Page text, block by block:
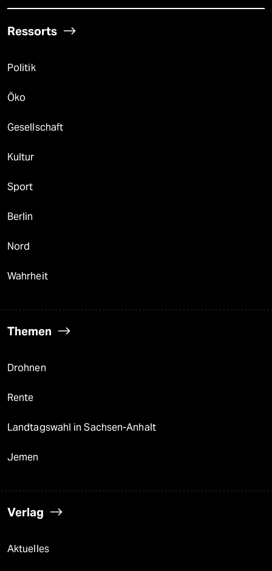
Ressorts
Politik
Öko
Gesellschaft
Kultur
Sport
Berlin
Nord
Wahrheit
Themen
Drohnen
Rente
Landtagswahl in Sachsen-Anhalt
Jemen
Verlag
Aktuelles